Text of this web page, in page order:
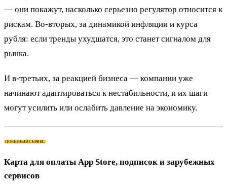
— они покажут, насколько серьезно регулятор относится к
рискам. Во-вторых, за динамикой инфляции и курса
рубля: если тренды ухудшатся, это станет сигналом для
рынка.
И в-третьих, за реакцией бизнеса — компании уже
начинают адаптироваться к нестабильности, и их шаги
могут усилить или ослабить давление на экономику.
ПОЛЕЗНЫЙ СЕРВИС
Карта для оплаты App Store, подписок и зарубежных
сервисов